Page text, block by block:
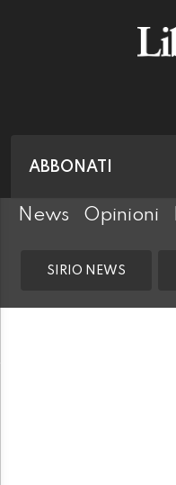
ABBONATI
News Opinioni
SIRIO NEWS